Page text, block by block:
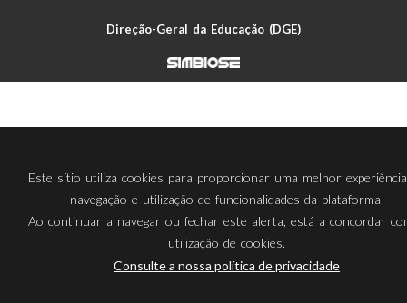
Direção-Geral da Educação (DGE)
Este sítio utiliza cookies para proporcionar uma melhor
navegação e utilização de funcionalidades da plataforma.
Ao continuar a navegar ou fechar este alerta, está a concordar
utilização de cookies.
Consulte a nossa política de privacidade